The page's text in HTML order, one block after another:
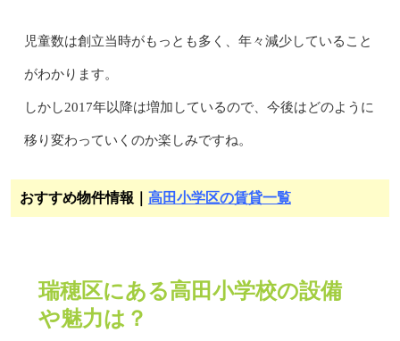
児童数は創立当時がもっとも多く、年々減少していること
がわかります。
しかし2017年以降は増加しているので、今後はどのように
移り変わっていくのか楽しみですね。
おすすめ物件情報｜ 高田小学区の賃貸一覧
瑞穂区にある高田小学校の設備
や魅力は？